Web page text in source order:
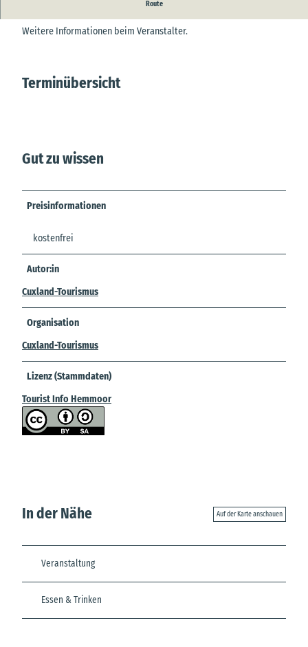
Route
Weitere Informationen beim Veranstalter.
Terminübersicht
Gut zu wissen
Preisinformationen
kostenfrei
Autor:in
Cuxland-Tourismus
Organisation
Cuxland-Tourismus
Lizenz (Stammdaten)
Tourist Info Hemmoor
In der Nähe Auf der Karte anschauen
Veranstaltung
Essen & Trinken